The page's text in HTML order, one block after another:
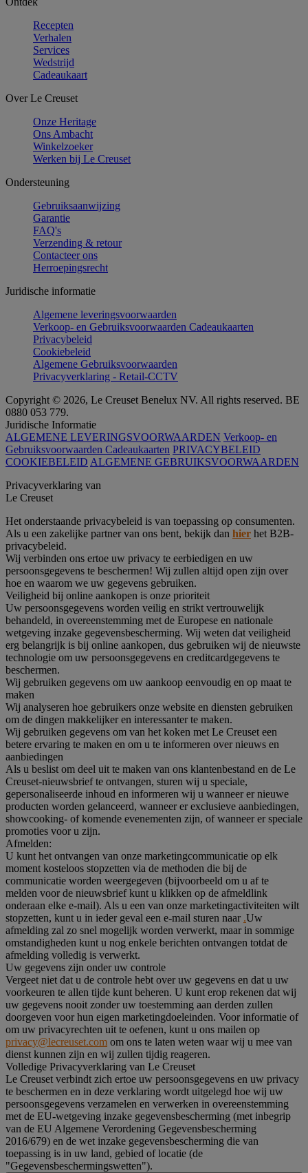
Recepten
Verhalen
Services
Wedstrijd
Cadeaukaart
Over Le Creuset
Onze Heritage
Ons Ambacht
Winkelzoeker
Werken bij Le Creuset
Ondersteuning
Gebruiksaanwijzing
Garantie
FAQ's
Verzending & retour
Contacteer ons
Herroepingsrecht
Juridische informatie
Algemene leveringsvoorwaarden
Verkoop- en Gebruiksvoorwaarden Cadeaukaarten
Privacybeleid
Cookiebeleid
Algemene Gebruiksvoorwaarden
Privacyverklaring - Retail-CCTV
Copyright © 2026, Le Creuset Benelux NV. All rights reserved. BE
0880 053 779.
Juridische Informatie
ALGEMENE LEVERINGSVOORWAARDEN Verkoop- en
Gebruiksvoorwaarden Cadeaukaarten PRIVACYBELEID
COOKIEBELEID ALGEMENE GEBRUIKSVOORWAARDEN
Privacyverklaring van
Le Creuset
Het onderstaande privacybeleid is van toepassing op consumenten.
Als u een zakelijke partner van ons bent, bekijk dan hier het B2B-
privacybeleid.
Wij verbinden ons ertoe uw privacy te eerbiedigen en uw
persoonsgegevens te beschermen! Wij zullen altijd open zijn over
hoe en waarom we uw gegevens gebruiken.
Veiligheid bij online aankopen is onze prioriteit
Uw persoonsgegevens worden veilig en strikt vertrouwelijk
behandeld, in overeenstemming met de Europese en nationale
wetgeving inzake gegevensbescherming. Wij weten dat veiligheid
erg belangrijk is bij online aankopen, dus gebruiken wij de nieuwste
technologie om uw persoonsgegevens en creditcardgegevens te
beschermen.
Wij gebruiken gegevens om uw aankoop eenvoudig en op maat te
maken
Wij analyseren hoe gebruikers onze website en diensten gebruiken
om de dingen makkelijker en interessanter te maken.
Wij gebruiken gegevens om van het koken met Le Creuset een
betere ervaring te maken en om u te informeren over nieuws en
aanbiedingen
Als u beslist om deel uit te maken van ons klantenbestand en de Le
Creuset-nieuwsbrief te ontvangen, sturen wij u speciale,
gepersonaliseerde inhoud en informeren wij u wanneer er nieuwe
producten worden gelanceerd, wanneer er exclusieve aanbiedingen,
showcooking- of komende evenementen zijn, of wanneer er speciale
promoties voor u zijn.
Afmelden:
U kunt het ontvangen van onze marketingcommunicatie op elk
moment kosteloos stopzetten via de methoden die bij de
communicatie worden weergegeven (bijvoorbeeld om u af te
melden voor de nieuwsbrief kunt u klikken op de afmeldlink
onderaan elke e-mail). Als u een van onze marketingactiviteiten wilt
stopzetten, kunt u in ieder geval een e-mail sturen naar .Uw
afmelding zal zo snel mogelijk worden verwerkt, maar in sommige
omstandigheden kunt u nog enkele berichten ontvangen totdat de
afmelding volledig is verwerkt.
Uw gegevens zijn onder uw controle
Vergeet niet dat u de controle hebt over uw gegevens en dat u uw
voorkeuren te allen tijde kunt beheren. U kunt erop rekenen dat wij
uw gegevens nooit zonder uw toestemming aan derden zullen
doorgeven voor hun eigen marketingdoeleinden. Voor informatie of
om uw privacyrechten uit te oefenen, kunt u ons mailen op
privacy@lecreuset.com om ons te laten weten waar wij u mee van
dienst kunnen zijn en wij zullen tijdig reageren.
Volledige Privacyverklaring van Le Creuset
Le Creuset verbindt zich ertoe uw persoonsgegevens en uw privacy
te beschermen en in deze verklaring wordt uitgelegd hoe wij uw
persoonsgegevens verzamelen en verwerken in overeenstemming
met de EU-wetgeving inzake gegevensbescherming (met inbegrip
van de EU Algemene Verordening Gegevensbescherming
2016/679) en de wet inzake gegevensbescherming die van
toepassing is in uw land, gebied of locatie (de
"Gegevensbeschermingswetten").